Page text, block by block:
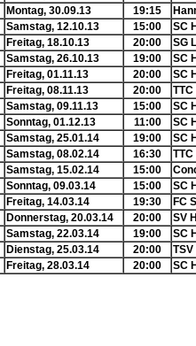
Montag, 30.09.13 19:15
Samstag, 12.10.13 15:00
SC
Freitag, 18.10.13 20:00
SG
Samstag, 26.10.13 19:00
SC
Freitag, 01.11.13 20:00
SC
Freitag, 08.11.13 20:00
Samstag, 09.11.13 15:00
SC
Sonntag, 01.12.13 11:00
SC
Samstag, 25.01.14 19:00
SC
Samstag, 08.02.14 16:30
Samstag, 15.02.14 15:00
Sonntag, 09.03.14 15:00
SC
Freitag, 14.03.14 19:30
FC
Donnerstag, 20.03.14 20:00
SV
Samstag, 22.03.14 19:00
SC
Dienstag, 25.03.14 20:00
Freitag, 28.03.14 20:00 SC